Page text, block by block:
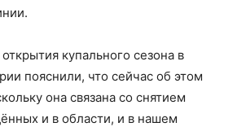
купального сезона в
пояснили, что сейчас об этом
она связана со снятием
и в области, и в нашем